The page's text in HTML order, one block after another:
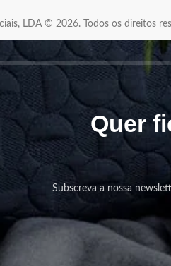
LDA © 2026. Todos os direitos
Quer
Subscreva a nossa